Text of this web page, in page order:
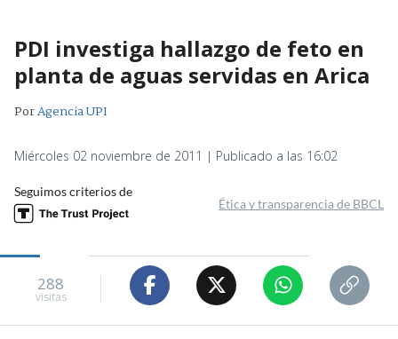
PDI investiga hallazgo de feto en
planta de aguas servidas en Arica
PorAgencia UPI
Miércoles 02 noviembre de 2011 | Publicado a las 16:02
Seguimos criterios de
Ética y transparencia de BBCL
288
visitas